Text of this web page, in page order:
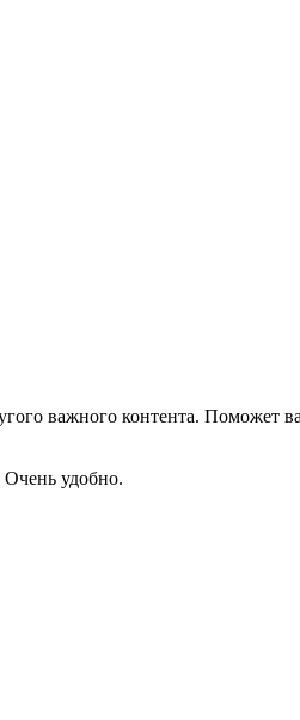
важного контента. Поможет
Очень удобно.